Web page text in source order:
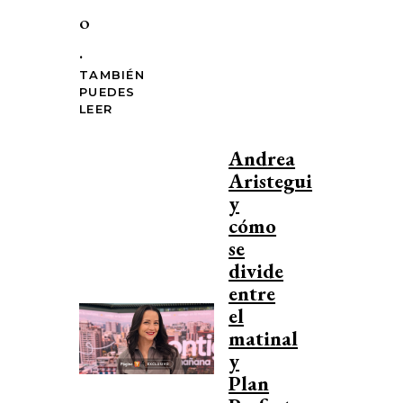
o
.
TAMBIÉN
PUEDES
LEER
Andrea
Aristegui
y
cómo
se
divide
entre
el
matinal
y
Plan